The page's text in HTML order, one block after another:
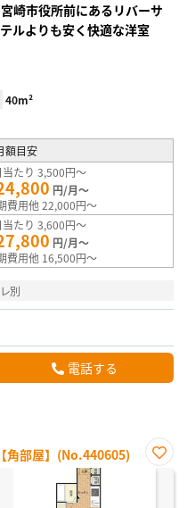
崎市役所前にあるリバーサ
ルよりも安く快適な洋室
40m²
額目安
当たり 3,500円～
円/月～
費用他 22,000円～
当たり 3,600円～
円/月～
費用他 16,500円～
別
電話する
角部屋】(No.440605)
お気